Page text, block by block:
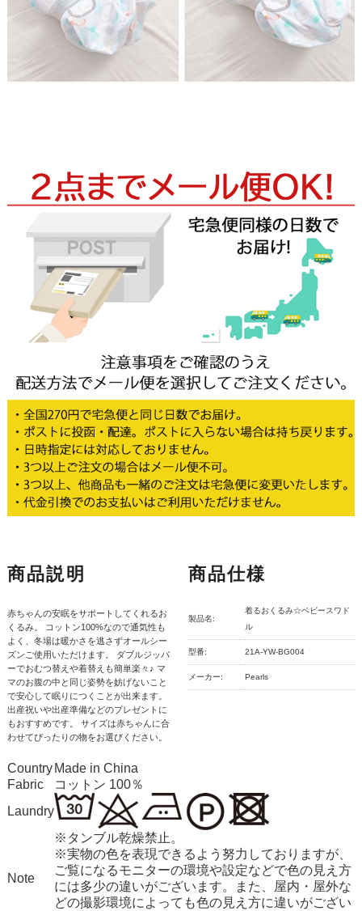
商品説明
赤ちゃんの安眠をサポートしてくれるお
くるみ。 コットン100%なので通気性も
よく、冬場は暖かさを逃さずオールシー
ズンご使用いただけます。 ダブルジッパ
ーでおむつ替えや着替えも簡単楽々♪ マ
マのお腹の中と同じ姿勢を妨げないこと
で安心して眠りにつくことが出来ます。
出産祝いや出産準備などのプレゼントに
もおすすめです。 サイズは赤ちゃんに合
わせてぴったりの物をお選びください。
商品仕様
製品名:
着るおくるみ☆ベビースワド
ル
型番: 21A-YW-BG004
メーカー: Pearls
Country Made in China
Fabric
コットン 100％
Laundry
Note
※タンブル乾燥禁止。
※実物の色を表現できるよう努力しておりますが、
ご覧になるモニターの環境や設定などで色の見え方
には多少の違いがございます。また、屋内・屋外な
どの撮影環境によっても色の見え方に違いがござい